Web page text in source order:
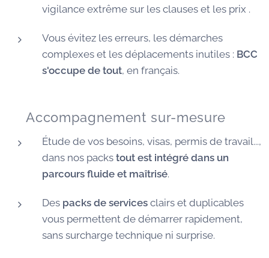
vigilance extrême sur les clauses et les prix .
Vous évitez les erreurs, les démarches
complexes et les déplacements inutiles : BCC
s'occupe de tout, en français.
🧭 Accompagnement sur-mesure
Étude de vos besoins, visas, permis de travail...,
dans nos packs tout est intégré dans un
parcours fluide et maîtrisé.
Des packs de services clairs et duplicables
vous permettent de démarrer rapidement,
sans surcharge technique ni surprise.